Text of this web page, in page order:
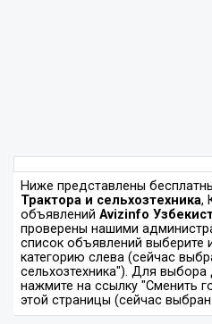
Ниже представлены
Трактора и сельхозтехника,
объявлений Avizinfo
проверены нашими
список объявлений выберите
категорию слева (сейчас
сельхозтехника"). Для
нажмите на ссылку "Сменить
этой страницы (сейчас